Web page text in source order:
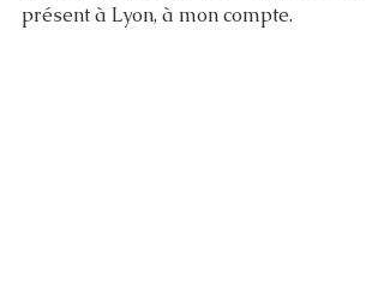
présent à Lyon, à mon compte.